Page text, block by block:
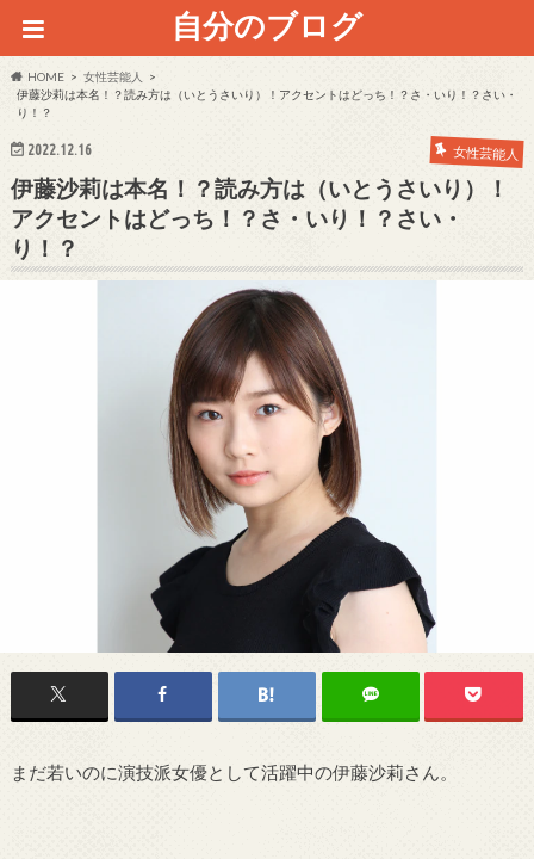
自分のブログ
HOME
女性芸能人
伊藤沙莉は本名！？読み方は（いとうさいり）！アクセントはどっち！？さ・いり！？さい・
り！？
2022.12.16 女性芸能人
伊藤沙莉は本名！？読み方は（いとうさいり）！
アクセントはどっち！？さ・いり！？さい・
り！？
まだ若いのに演技派女優として活躍中の伊藤沙莉さん。